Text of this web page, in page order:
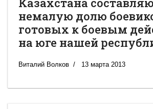
немалую долю
готовых к боевым
на юге нашей
Виталий Волков 13 марта 2013